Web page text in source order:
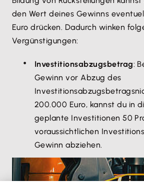
den Wert deines Gewinns
Euro drücken. Dadurch winken
Vergünstigungen:
Investitionsabzugsbetrag:
Gewinn vor Abzug des
Investitionsabzugsbetrags
200.000 Euro, kannst du in
geplante Investitionen 50
voraussichtlichen
Gewinn abziehen.